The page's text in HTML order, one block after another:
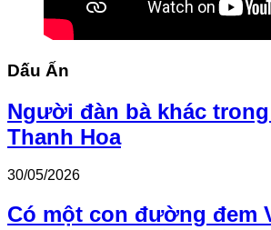
Dấu Ấn
Người đàn bà khác
Thanh Hoa
30/05/2026
Có một con đường đem